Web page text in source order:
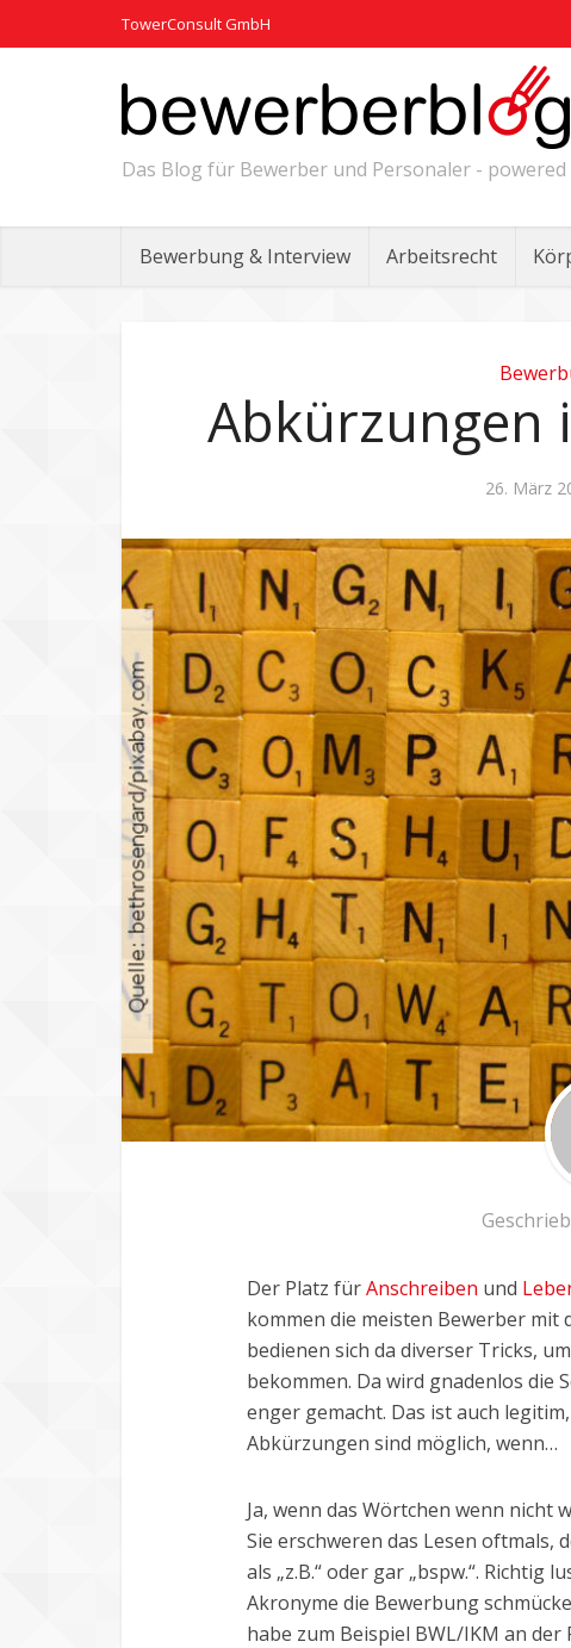
TowerConsult GmbH
Das Blog für Bewerber und Personaler -
Bewerbung & Interview Arbeitsrecht
Abkürzungen
26. März
Der Platz fürAnschreiben und
kommen die meisten Bewerber mit
bedienen sich da diverser Tricks,
bekommen. Da wird gnadenlos die
enger gemacht. Das ist auch
Abkürzungen sind möglich, wenn…
Ja, wenn das Wörtchen wenn nicht
Sie erschweren das Lesen oftmals,
als „z.B.“ oder gar „bspw.“.
Akronyme die Bewerbung
habe zum Beispiel BWL/IKM an der